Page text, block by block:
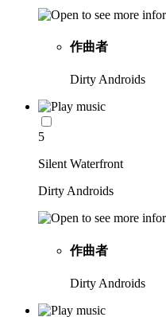
作曲者
Dirty Androids
5
Silent Waterfront
Dirty Androids
作曲者
Dirty Androids